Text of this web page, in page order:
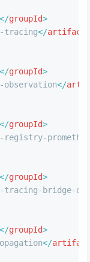
</groupId>
tracing</
</groupId>
observation</
</groupId>
registry-
</groupId>
tracing-bridge-
</groupId>
</